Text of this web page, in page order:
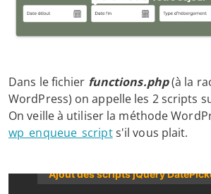
Dans le fichier functions.php(à la
WordPress) on appelle les 2 scripts
On veille à utiliser la méthode
wp_enqueue_scripts'il vous plait.
Ajout des scripts jQuery